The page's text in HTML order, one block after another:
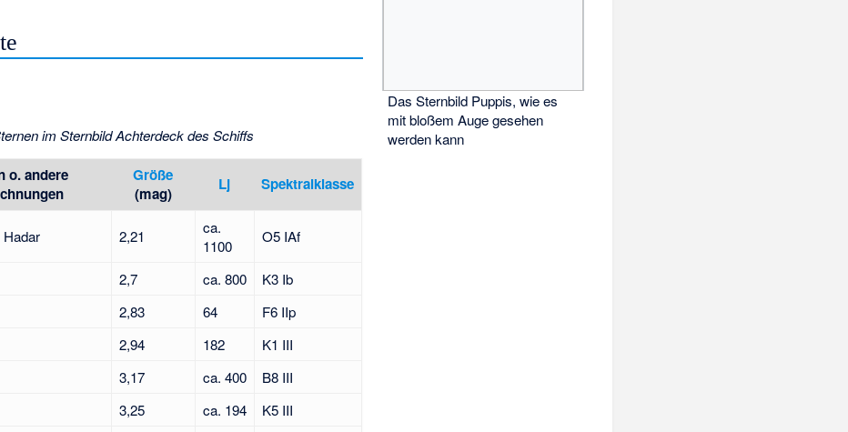
Das Sternbild Puppis, wie es
mit bloßem Auge gesehen
werden kann
im Sternbild Achterdeck des Schiffs
o. andere
Größe
(mag)
Lj Spektralklasse
Hadar 2,21
ca.
1100
O5 IAf
2,7 ca. 800
K3 Ib
2,83 64
F6 IIp
2,94 182
K1 III
3,17 ca. 400
B8 III
3,25 ca. 194 K5 III